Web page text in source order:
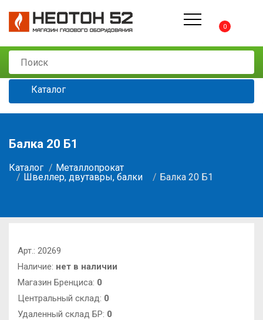
0
Каталог
Балка 20 Б1
Каталог
Металлопрокат
Швеллер, двутавры, балки
Балка 20 Б1
Арт.: 20269
Наличие: нет в наличии
Магазин Бренциса: 0
Центральный склад: 0
Удаленный склад БР: 0